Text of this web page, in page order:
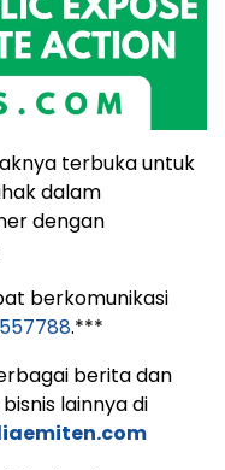
terbuka untuk
dalam
dengan
berkomunikasi
.***
berita dan
lainnya di